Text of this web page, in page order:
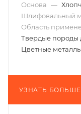
Основа —
Шлифовальный
Область
Твердые породы
Цветные металлы
УЗНАТЬ БОЛЬШЕ